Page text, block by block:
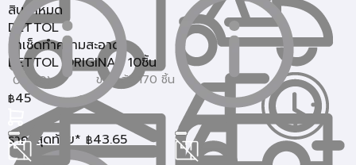
สินค้าหมด
DETTOL
ผ้าเช็ดทำความสะอาด
DETTOL ORIGINAL 10ชิ้น
0.0 (0) ขายแล้ว 170 ชิ้น
฿45
ราคาสุดท้าย* ฿43.65